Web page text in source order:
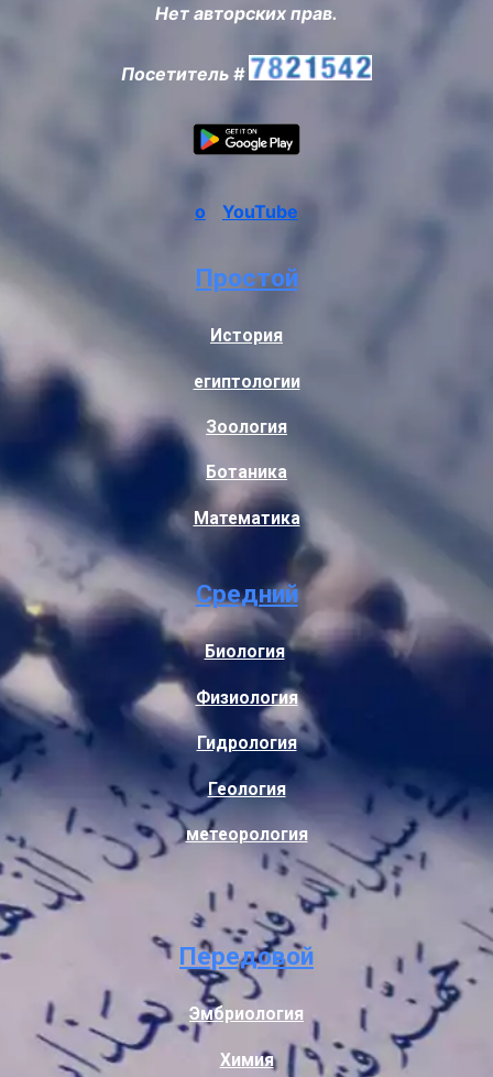
Нет авторских прав.
Посетитель #
о YouTube
Простой
История
египтологии
Зоология
Ботаника
Математика
Средний
Биология
Физиология
Гидрология
Геология
метеорология
Передовой
Эмбриология
Химия